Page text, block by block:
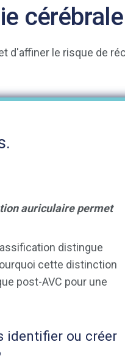
auriculaire permet
distingue
cette distinction
post-AVC pour une
identifier ou créer